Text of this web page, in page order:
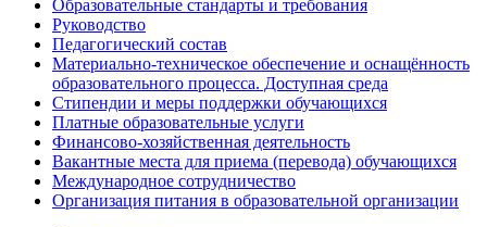
Образовательные стандарты и требования
Руководство
Педагогический состав
Материально-техническое обеспечение и оснащённость
образовательного процесса. Доступная среда
Стипендии и меры поддержки обучающихся
Платные образовательные услуги
Финансово-хозяйственная деятельность
Вакантные места для приема (перевода) обучающихся
Международное сотрудничество
Организация питания в образовательной организации